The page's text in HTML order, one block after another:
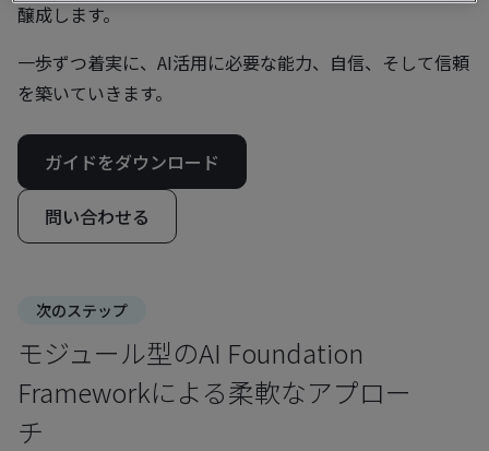
醸成します。
一歩ずつ着実に、AI活用に必要な能力、自信、そして信頼
を築いていきます。
ガイドをダウンロード
問い合わせる
次のステップ
モジュール型のAI Foundation
Frameworkによる柔軟なアプロー
チ